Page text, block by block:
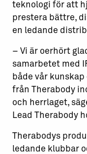
teknologi för att
prestera bättre,
en ledande
– Vi är oerhört
samarbetet med
både vår
från Therabody
och herrlaget,
Lead Therabody
Therabodys
ledande klubbar